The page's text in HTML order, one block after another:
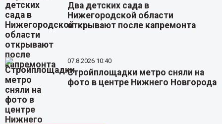
Два детских сада в
Нижегородской области
открывают после капремонта
07.8.2026 10:40
Стройплощадки метро сняли на
фото в центре Нижнего Новгорода